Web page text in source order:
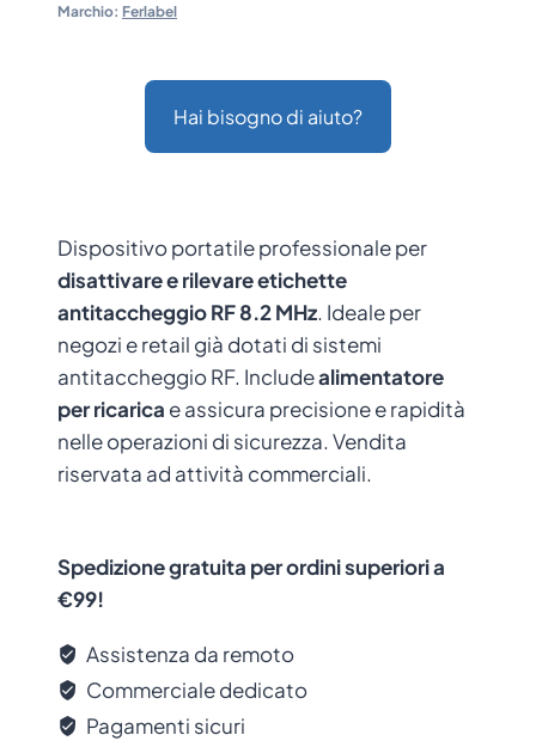
Marchio: Ferlabel
Hai bisogno di aiuto?
Dispositivo portatile professionale per
disattivare e rilevare etichette
antitaccheggio RF 8.2 MHz. Ideale per
negozi e retail già dotati di sistemi
antitaccheggio RF. Includealimentatore
per ricarica e assicura precisione e rapidità
nelle operazioni di sicurezza. Vendita
riservata ad attività commerciali.
Spedizione gratuita per ordini superiori a
€99!
Assistenza da remoto
Commerciale dedicato
Pagamenti sicuri